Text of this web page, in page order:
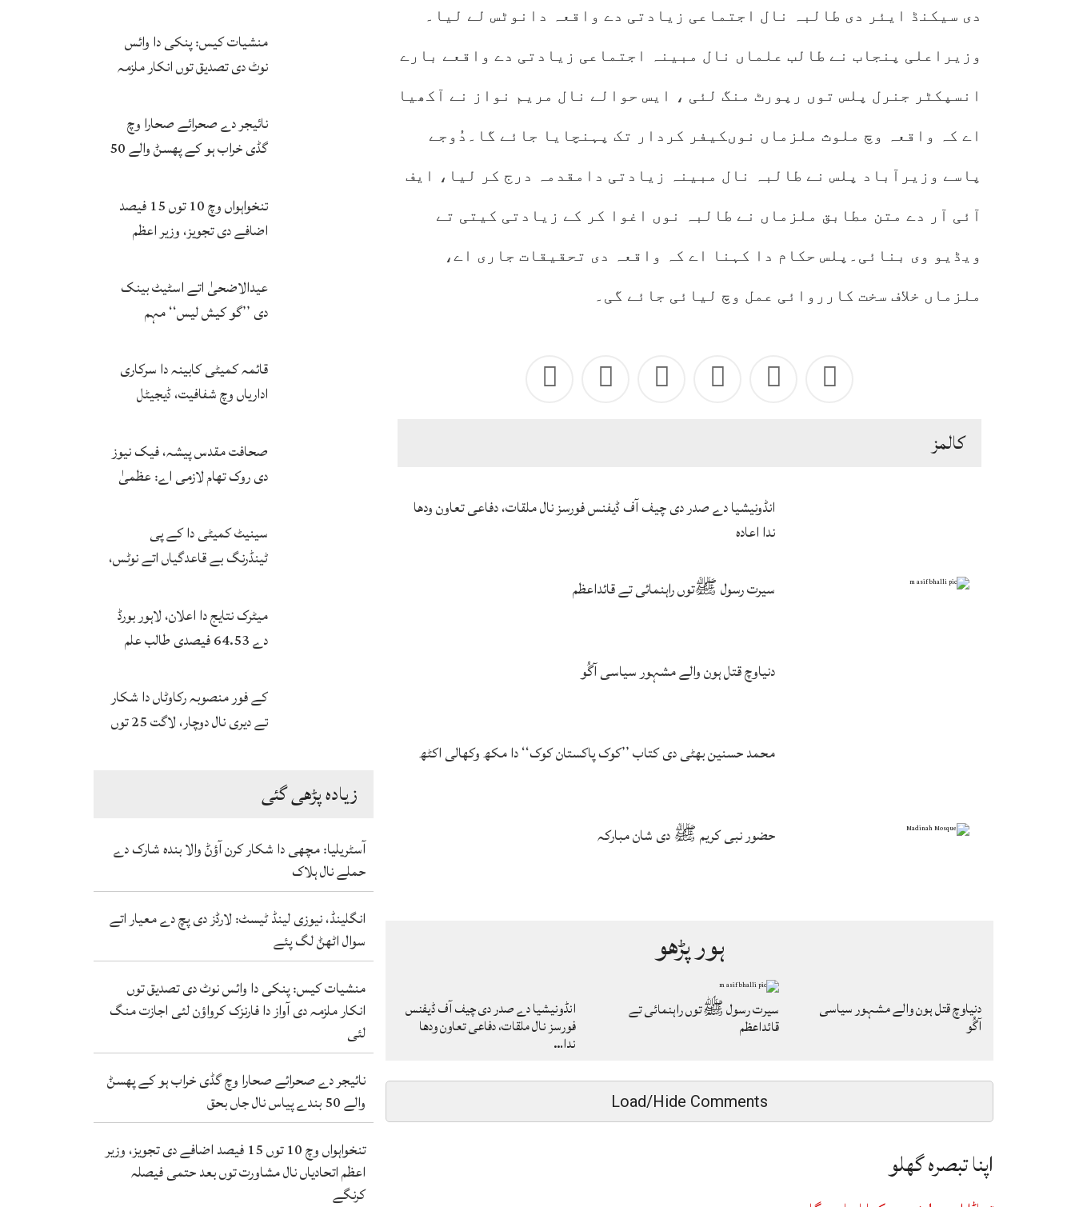
منشیات کیس: پنکی دا وائس
نوٹ دی تصدیق توں انکار ملزمہ
اجازت منگ لئی
نائیجر دے صحرائے صحارا وچ
گڈی خراب ہو کے پھسݨ والے 50
تنخواہواں وچ 10 توں 15 فیصد
اضافے دی تجویز، وزیر اعظم
حتمی فیصلہ کرنگے
عیدالاضحیٰ اتے اسٹیٹ بینک
دی ’’گو کیش لیس‘‘ مہم
اضافہ
قائمہ کمیٹی کابینہ دا سرکاری
اداریاں وچ شفافیت، ڈیجیٹل
صحافت مقدس پیشہ، فیک نیوز
دی روک تھام لازمی اے: عظمیٰ
سینیٹ کمیٹی دا کے پی
ٹینڈرنگ بے قاعدگیاں اتے نوٹس،
میٹرک نتایج دا اعلان، لاہور بورڈ
دے 64.53 فیصدی طالب علم
کے فور منصوبہ رکاوٹاں دا شکار
تے دیری نال دوچار، لاگت 25 توں
زیادہ پڑھی گئی
آسٹریلیا: مچھی دا شکار کرن آؤݨ والا بندہ شارک دے
حملے نال ہلاک
انگلینڈ، نیوزی لینڈ ٹیسٹ: لارڈز دی پچ دے معیار اتے
سوال اٹھݨ لگ پئے
منشیات کیس: پنکی دا وائس نوٹ دی تصدیق توں
انکار ملزمہ دی آواز دا فارنزک کرواؤن لئی اجازت منگ
لئی
نائیجر دے صحرائے صحارا وچ گڈی خراب ہو کے پھسݨ
والے 50 بندے پیاس نال جاں بحق
تنخواہواں وچ 10 توں 15 فیصد اضافے دی تجویز، وزیر
اعظم اتحادیاں نال مشاورت توں بعد حتمی فیصلہ
کرنگے
دی سیکنڈ ایئر دی طالبہ نال اجتماعی زیادتی دے واقعہ دانوٹس لے لیا۔
وزیراعلی پنجاب نے طالب علماں نال مبینہ اجتماعی زیادتی دے واقعے بارے
انسپکٹر جنرل پلس توں رپورٹ منگ لئی ، ایس حوالے نال مریم نواز نے آکھیا
اے کہ واقعہ وچ ملوث ملزماں نوںکیفر کردار تک پہنچایا جائے گا۔دُوجے
پاسے وزیرآباد پلس نے طالبہ نال مبینہ زیادتی دامقدمہ درج کر لیا، ایف
آئی آر دے متن مطابق ملزماں نے طالبہ نوں اغوا کر کے زیادتی کیتی تے
ویڈیو وی بنائی۔پلس حکام دا کہنا اے کہ واقعہ دی تحقیقات جاری اے،
ملزماں خلاف سخت کارروائی عمل وچ لیائی جائے گی۔
كالمز
انڈونیشیا دے صدر دی چیف آف ڈیفنس فورسز نال ملقات، دفاعی تعاون ودھا
ندا اعادہ
سیرت رسول ﷺتوں راہنمائی تے قائداعظم
دنیاوچ قتل ہون والے مشہور سیاسی آگُو
محمد حسنین بھٹی دی کتاب ’’کوک پاکستان کوک‘‘ دا مکھ وکھالی اکٹھ
حضور نبی کریم ﷺ دی شان مبارکہ
ہور پڑھو
انڈونیشیا دے صدر دی چیف آف ڈیفنس
فورسز نال ملقات، دفاعی تعاون ودھا
ندا…
سیرت رسول ﷺتوں راہنمائی تے
قائداعظم
دنیاوچ قتل ہون والے مشہور سیاسی
آگُو
Load/Hide Comments
اپنا تبصرہ گھلو